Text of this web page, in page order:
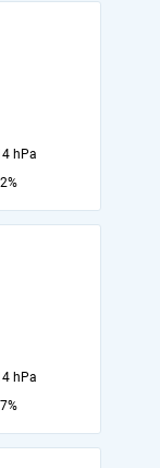
hPa
hPa